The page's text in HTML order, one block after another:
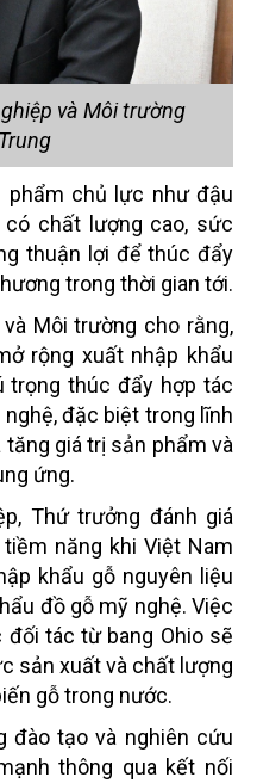
và Môi trường
phẩm chủ lực như đậu
có chất lượng cao, sức
thuận lợi để thúc đẩy
trong thời gian tới.
Môi trường cho rằng,
rộng xuất nhập khẩu
trọng thúc đẩy hợp tác
đặc biệt trong lĩnh
giá trị sản phẩm và
ứng.
Thứ trưởng đánh giá
năng khi Việt Nam
khẩu gỗ nguyên liệu
đồ gỗ mỹ nghệ. Việc
tác từ bang Ohio sẽ
sản xuất và chất lượng
gỗ trong nước.
đào tạo và nghiên cứu
thông qua kết nối